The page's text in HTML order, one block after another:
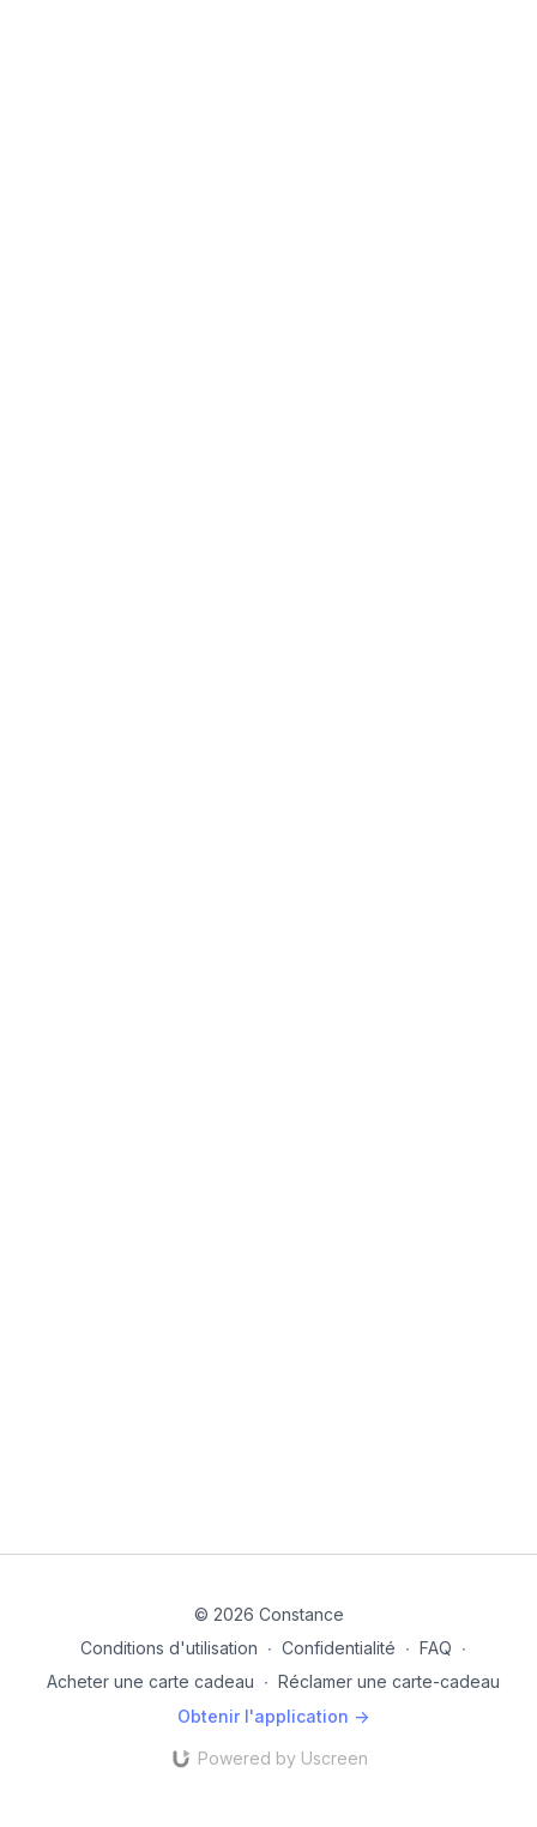
© 2026 Constance
Conditions d'utilisation ∙ Confidentialité ∙ FAQ ∙
Acheter une carte cadeau ∙ Réclamer une carte-cadeau
Obtenir l'application ->
Powered by Uscreen